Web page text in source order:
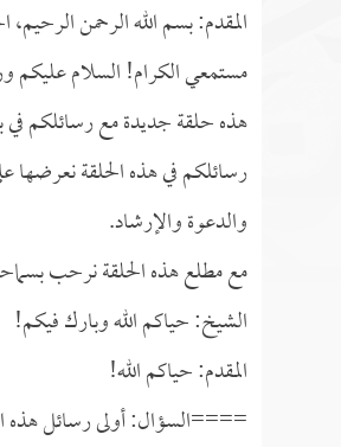
المقدم: بسم الله الرحمن
مستمعي الكرام! السلام عليكم
هذه حلقة جديدة مع رسائلكم
رسائلكم في هذه الحلقة نعرضها
والدعوة والإرشاد.
مع مطلع هذه الحلقة نرحب
الشيخ: حياكم الله وبارك فيكم!
المقدم: حياكم الله!
====السؤال: أولى رسائل هذه